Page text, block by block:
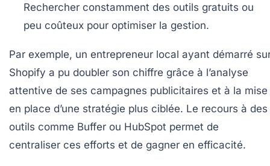
Rechercher constamment des outils gratuits ou
peu coûteux pour optimiser la gestion.
Par exemple, un entrepreneur local ayant démarré
Shopify a pu doubler son chiffre grâce à l’analyse
attentive de ses campagnes publicitaires et à la mise
en place d’une stratégie plus ciblée. Le recours à des
outils comme Buffer ou HubSpot permet de
centraliser ces efforts et de gagner en efficacité.